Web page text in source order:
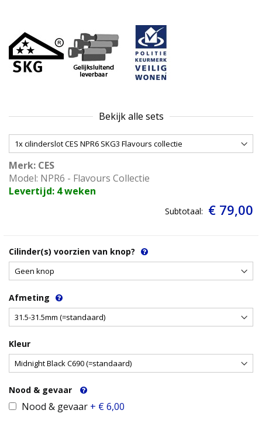
Bekijk alle sets
Merk: CES
Model: NPR6 - Flavours Collectie
Levertijd: 4 weken
Subtotaal: € 79,00
Cilinder(s) voorzien van knop?
Afmeting
Kleur
Nood & gevaar
Nood & gevaar + € 6,00